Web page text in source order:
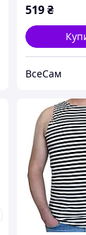
519 ₴
ВсеСам